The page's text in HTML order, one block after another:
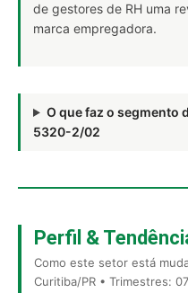
de gestores de RH uma
marca empregadora.
O que faz o segmento
5320-2/02
Perfil &
Como este setor está
Curitiba/PR • Trimestres: